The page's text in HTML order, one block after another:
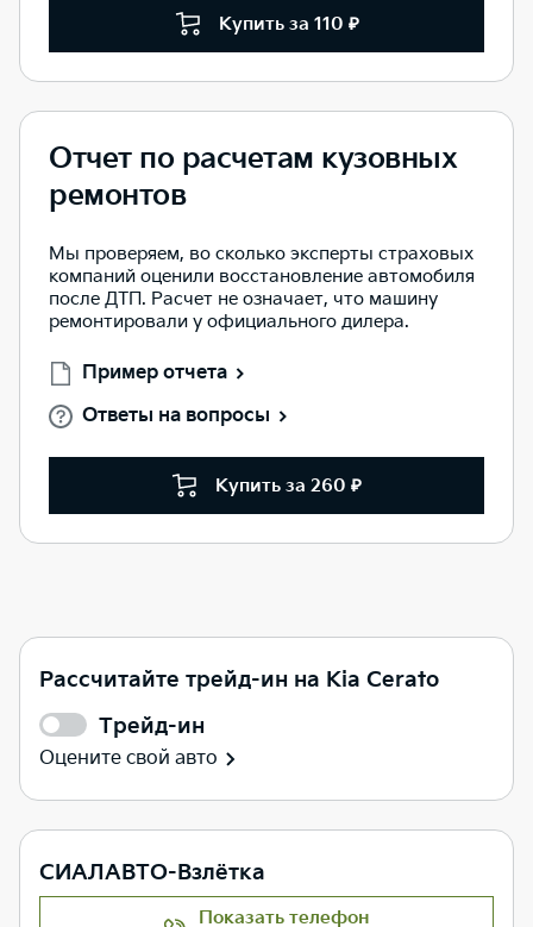
Купить за 110 ₽
Отчет по расчетам кузовных
ремонтов
Мы проверяем, во сколько эксперты страховых
компаний оценили восстановление автомобиля
после ДТП. Расчет не означает, что машину
ремонтировали у официального дилера.
Пример отчета
Ответы на вопросы
Купить за 260 ₽
Рассчитайте трейд-ин на Kia Cerato
Трейд-ин
Оцените свой авто
СИАЛАВТО-Взлётка
Показать телефон